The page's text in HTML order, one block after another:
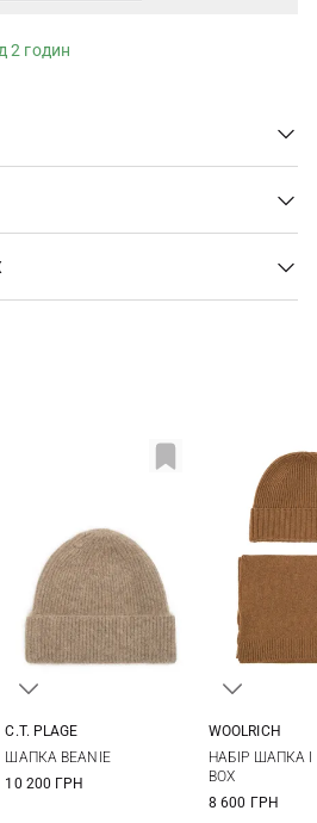
2 годин
C.T. PLAGE
ШАПКА BEANIE
10 200 ГРН
WOOLRICH
НАБІР ШАПКА
BOX
8 600 ГРН